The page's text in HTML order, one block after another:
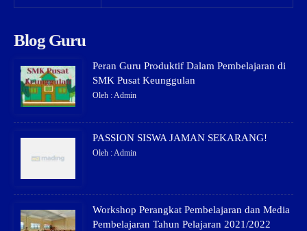
Blog Guru
Peran Guru Produktif Dalam Pembelajaran di
SMK Pusat Keunggulan
Oleh : Admin
PASSION SISWA JAMAN SEKARANG!
Oleh : Admin
Workshop Perangkat Pembelajaran dan Media
Pembelajaran Tahun Pelajaran 2021/2022